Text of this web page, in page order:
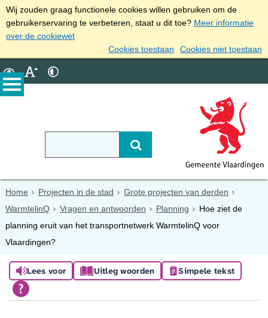
Wij zouden graag functionele cookies willen gebruiken om de
gebruikerservaring te verbeteren, staat u dit toe? Meer informatie
over de cookiewet
Cookies toestaan
Cookies niet toestaan
Home Projecten in de stad
Grote projecten van derden
WarmtelinQ
Vragen en antwoorden Planning
Hoe ziet de
planning eruit van het transportnetwerk WarmtelinQ voor
Vlaardingen?
Lees voor Uitleg woorden Simpele tekst